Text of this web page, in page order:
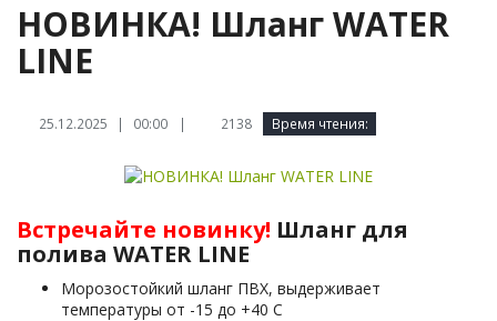
НОВИНКА! Шланг WATER
LINE
25.12.2025 | 00:00 | 2138 Время чтения:
Встречайте новинку! Шланг для
полива WATER LINE
Морозостойкий шланг ПВХ, выдерживает
температуры от -15 до +40 С